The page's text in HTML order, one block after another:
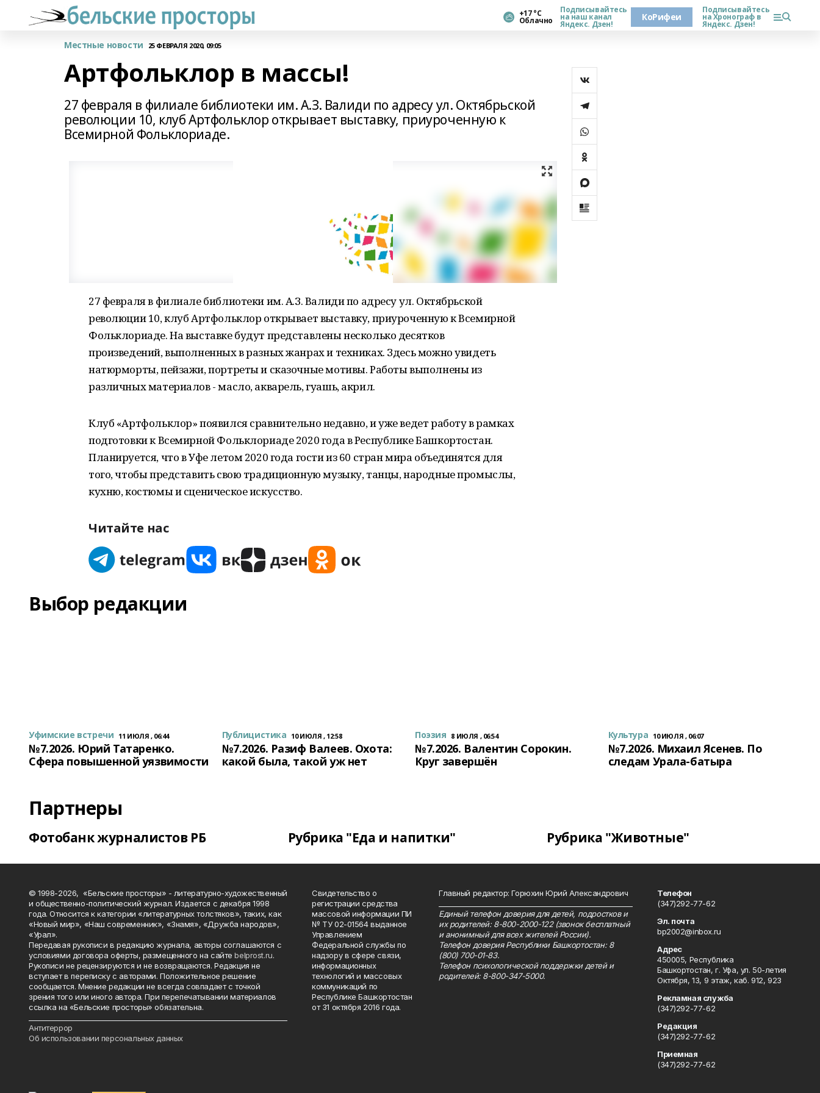
+17 °С
Облачно
Подписывайтесь
на наш канал
Яндекс. Дзен!
КоРифеи
Подписывайтесь
на Хронограф в
Яндекс. Дзен!
Местные новости 25 ФЕВРАЛЯ 2020, 09:05
Артфольклор в массы!
27 февраля в филиале библиотеки им. А.З. Валиди по адресу ул. Октябрьской
революции 10, клуб Артфольклор открывает выставку, приуроченную к
Всемирной Фольклориаде.
27 февраля в филиале библиотеки им. А.З. Валиди по адресу ул. Октябрьской
революции 10, клуб Артфольклор открывает выставку, приуроченную к Всемирной
Фольклориаде. На выставке будут представлены несколько десятков
произведений, выполненных в разных жанрах и техниках. Здесь можно увидеть
натюрморты, пейзажи, портреты и сказочные мотивы. Работы выполнены из
различных материалов - масло, акварель, гуашь, акрил.
Клуб «Артфольклор» появился сравнительно недавно, и уже ведет работу в рамках
подготовки к Всемирной Фольклориаде 2020 года в Республике Башкортостан.
Планируется, что в Уфе летом 2020 года гости из 60 стран мира объединятся для
того, чтобы представить свою традиционную музыку, танцы, народные промыслы,
кухню, костюмы и сценическое искусство.
Читайте нас
Выбор редакции
Уфимские встречи 11 ИЮЛЯ , 06:44
№7.2026. Юрий Татаренко.
Сфера повышенной уязвимости
Публицистика 10 ИЮЛЯ , 12:58
№7.2026. Разиф Валеев. Охота:
какой была, такой уж нет
Поэзия 8 ИЮЛЯ , 06:54
№7.2026. Валентин Сорокин.
Круг завершён
Культура 10 ИЮЛЯ , 06:07
№7.2026. Михаил Ясенев. По
следам Урала-батыра
Партнеры
Фотобанк журналистов РБ Рубрика "Еда и напитки" Рубрика "Животные"
© 1998-2026, «Бельские просторы» - литературно-художественный
и общественно-политический журнал. Издается с декабря 1998
года. Относится к категории «литературных толстяков», таких, как
«Новый мир», «Наш современник», «Знамя», «Дружба народов»,
«Урал».
Передавая рукописи в редакцию журнала, авторы соглашаются с
условиями договора оферты, размещенного на сайтеbelprost.ru.
Рукописи не рецензируются и не возвращаются. Редакция не
вступает в переписку с авторами. Положительное решение
сообщается. Мнение редакции не всегда совпадает с точкой
зрения того или иного автора. При перепечатывании материалов
ссылка на «Бельские просторы» обязательна.
Антитеррор
Об использовании персональных данных
Свидетельство о
регистрации средства
массовой информации ПИ
№ ТУ 02-01564 выданное
Управлением
Федеральной службы по
надзору в сфере связи,
информационных
технологий и массовых
коммуникаций по
Республике Башкортостан
от 31 октября 2016 года.
Главный редактор: Горюхин Юрий Александрович
Единый телефон доверия для детей, подростков и
их родителей: 8-800-2000-122 (звонок бесплатный
и анонимный для всех жителей России).
Телефон доверия Республики Башкортостан: 8
(800) 700-01-83.
Телефон психологической поддержки детей и
родителей: 8-800-347-5000.
Телефон
(347)292-77-62
Эл. почта
bp2002@inbox.ru
Адрес
450005, Республика
Башкортостан, г. Уфа, ул. 50-летия
Октября, 13, 9 этаж, каб. 912, 923
Рекламная служба
(347)292-77-62
Редакция
(347)292-77-62
Приемная
(347)292-77-62